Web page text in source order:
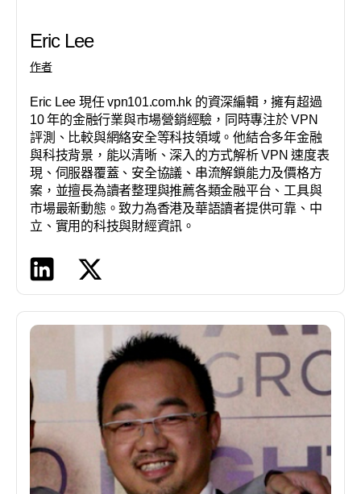
Eric Lee
作者
Eric Lee 現任 vpn101.com.hk 的資深編輯，擁有超過
10 年的金融行業與市場營銷經驗，同時專注於 VPN
評測、比較與網絡安全等科技領域。他結合多年金融
與科技背景，能以清晰、深入的方式解析 VPN 速度表
現、伺服器覆蓋、安全協議、串流解鎖能力及價格方
案，並擅長為讀者整理與推薦各類金融平台、工具與
市場最新動態。致力為香港及華語讀者提供可靠、中
立、實用的科技與財經資訊。